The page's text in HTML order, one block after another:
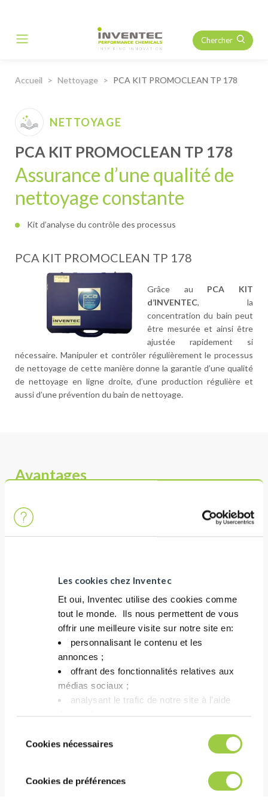
Les cookies chez Inventec
Et oui, Inventec utilise des cookies comme
tout le monde. ​ Ils nous permettent de vous
offrir une meilleure visite sur notre site en:​
personnalisant le contenu et les
annonces ;​
offrant des fonctionnalités relatives aux
médias sociaux ; ​
analysant le trafic de notre site à l’aide
refuser ou de les paramétrer.​ Pas de
panique, vous pourrez également modifier à
tout moment vos choix dans l'onglet Gérer
les cookies.​ ​ ​
duCookies nécessaires
Cookies de préférences
Main Navigation Chercher
Accueil Nettoyage PCA KIT PROMOCLEAN TP 178
NETTOYAGE
PCA KIT PROMOCLEAN TP 178
Assurance d’une qualité de
nettoyage constante
Kit d’analyse du contrôle des processus
PCA KIT PROMOCLEAN TP 178
Grâce au PCA KIT
d’INVENTEC, la
concentration du bain peut
être mesurée et ainsi être
ajustée rapidement si
nécessaire. Manipuler et contrôler régulièrement le processus
de nettoyage de cette manière donne la garantie d’une qualité
de nettoyage en ligne droite, d’une production régulière et
aussi d’une prévention du bain de nettoyage.
Avantages
PERFORMANCE
PROMOCLEAN™ TP et PROMOCLEAN™ DISPER.
Méthode simple et rapide, réaction chimique à
couleur changeante.
Facile à utiliser pour tout le monde et partout.
Équipement peu encombrant pour mesurer la